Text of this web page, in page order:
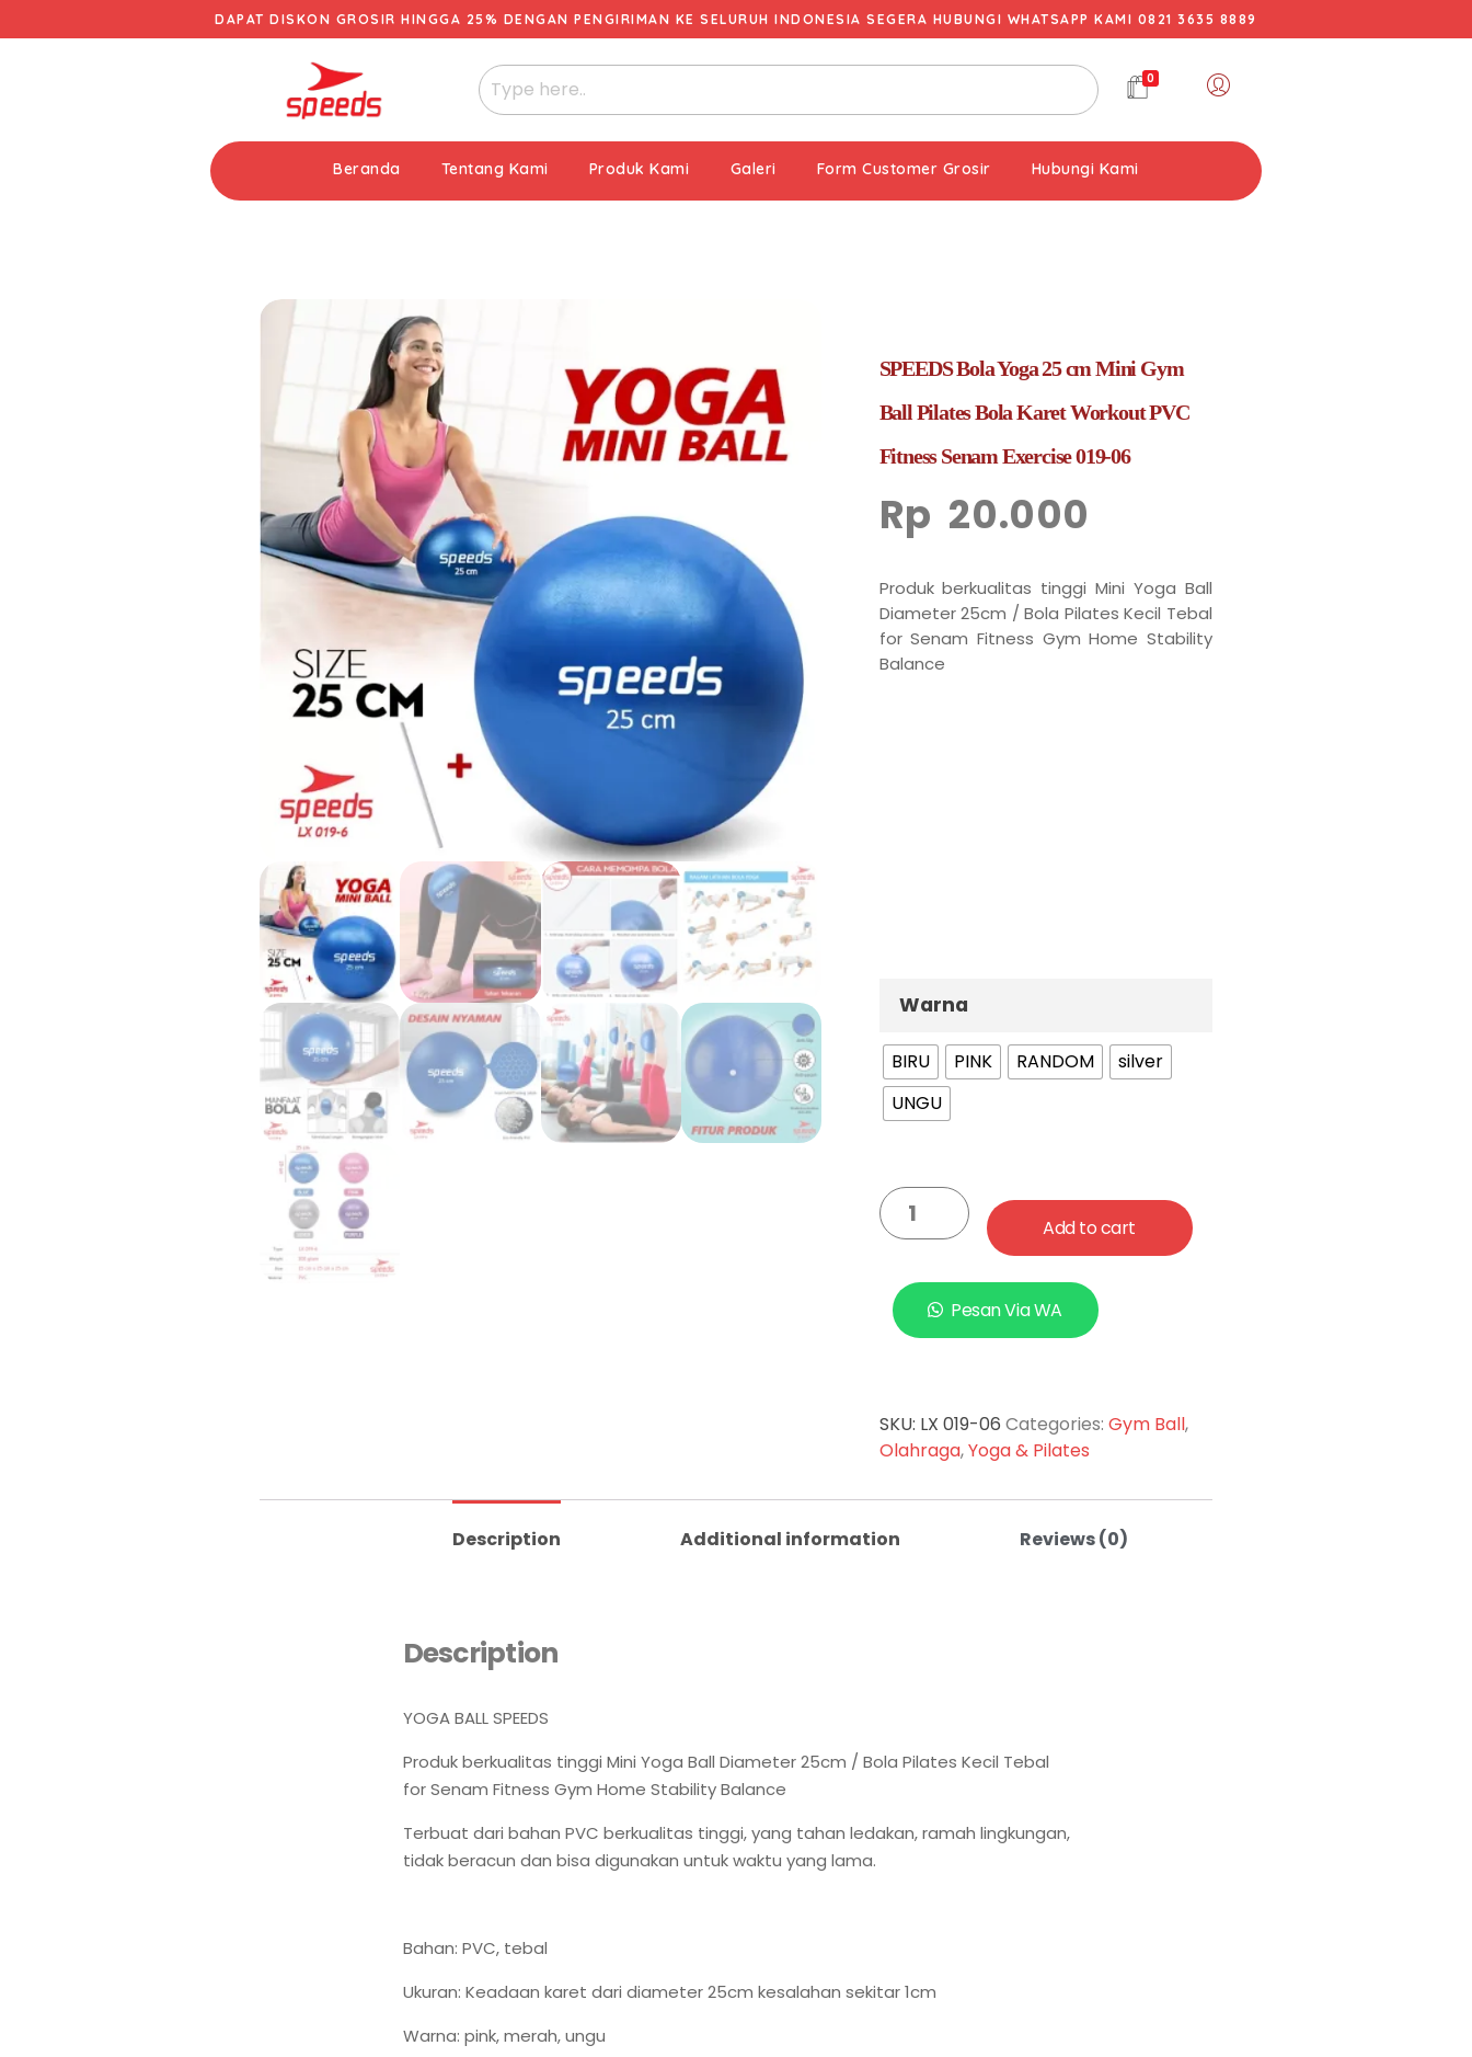
DAPAT DISKON GROSIR HINGGA 25% DENGAN PENGIRIMAN KE SELURUH INDONESIA SEGERA HUBUNGI WHATSAPP KAMI 0821 3635 8889
0
Beranda Tentang Kami Produk Kami Galeri Form Customer Grosir Hubungi Kami
SPEEDS Bola Yoga 25 cm Mini Gym
Ball Pilates Bola Karet Workout PVC
Fitness Senam Exercise 019-06
Rp 20.000
Produk berkualitas tinggi Mini Yoga Ball
Diameter 25cm / Bola Pilates Kecil Tebal
for Senam Fitness Gym Home Stability
Balance
Warna
BIRU PINK RANDOM
silver
UNGU
Add to cart
Pesan Via WA
SKU: LX 019-06 Categories: Gym Ball,
Olahraga,Yoga & Pilates
Description Additional information Reviews (0)
Description
YOGA BALL SPEEDS
Produk berkualitas tinggi Mini Yoga Ball Diameter 25cm / Bola Pilates Kecil Tebal
for Senam Fitness Gym Home Stability Balance
Terbuat dari bahan PVC berkualitas tinggi, yang tahan ledakan, ramah lingkungan,
tidak beracun dan bisa digunakan untuk waktu yang lama.
Bahan: PVC, tebal
Ukuran: Keadaan karet dari diameter 25cm kesalahan sekitar 1cm
Warna: pink, merah, ungu